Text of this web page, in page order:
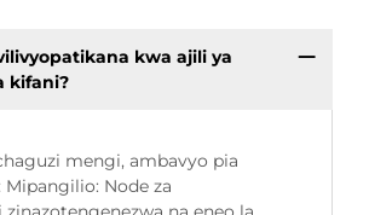
kwa ajili ya
kifani?
mengi, ambavyo pia
Mipangilio: Node za